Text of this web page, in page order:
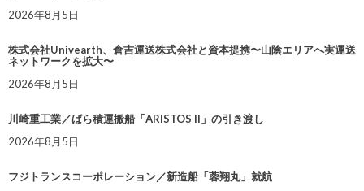
2026年8月5日
株式会社Univearth、倉吉運送株式会社と資本提携〜山陰エリアへ実運送
ネットワークを拡大〜
2026年8月5日
川崎重工業／ばら積運搬船「ARISTOS II」の引き渡し
2026年8月5日
フジトランスコーポレーション／新造船「蓉翔丸」就航